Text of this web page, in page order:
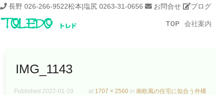
長野 026-266-9522松本|塩尻 0263-31-0656 お問合せ ブログ
TOP
会社案内
IMG_1143
Published 2022-01-29 at 1707 × 2560 in 南欧風の住宅に似合う外構